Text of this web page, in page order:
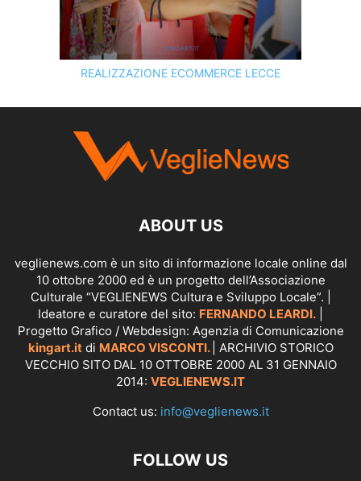
REALIZZAZIONE ECOMMERCE LECCE
SCOPRI I SERVIZI DIKINGART.IT
ABOUT US
veglienews.com è un sito di informazione locale online dal
10 ottobre 2000 ed è un progetto dell’Associazione
Culturale “VEGLIENEWS Cultura e Sviluppo Locale”. |
Ideatore e curatore del sito: FERNANDO LEARDI.
Progetto Grafico / Webdesign: Agenzia di Comunicazione
kingart.itdi MARCO VISCONTI. | ARCHIVIO STORICO
VECCHIO SITO DAL 10 OTTOBRE 2000 AL 31 GENNAIO
2014: VEGLIENEWS.IT
Contact us: info@veglienews.it
FOLLOW US